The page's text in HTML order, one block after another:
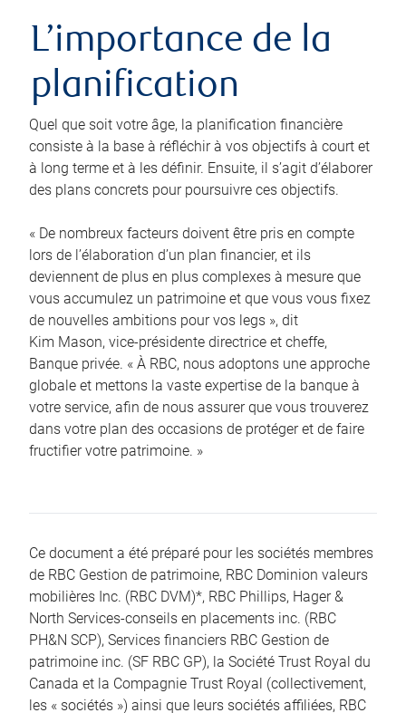
L’importance de la
planification
Quel que soit votre âge, la planification financière
consiste à la base à réfléchir à vos objectifs à court et
à long terme et à les définir. Ensuite, il s’agit d’élaborer
des plans concrets pour poursuivre ces objectifs.
« De nombreux facteurs doivent être pris en compte
lors de l’élaboration d’un plan financier, et ils
deviennent de plus en plus complexes à mesure que
vous accumulez un patrimoine et que vous vous fixez
de nouvelles ambitions pour vos legs », dit
Kim Mason, vice-présidente directrice et cheffe,
Banque privée. « À RBC, nous adoptons une approche
globale et mettons la vaste expertise de la banque à
votre service, afin de nous assurer que vous trouverez
dans votre plan des occasions de protéger et de faire
fructifier votre patrimoine. »
Ce document a été préparé pour les sociétés membres
de RBC Gestion de patrimoine, RBC Dominion valeurs
mobilières Inc. (RBC DVM)*, RBC Phillips, Hager &
North Services-conseils en placements inc. (RBC
PH&N SCP), Services financiers RBC Gestion de
patrimoine inc. (SF RBC GP), la Société Trust Royal du
Canada et la Compagnie Trust Royal (collectivement,
les « sociétés ») ainsi que leurs sociétés affiliées, RBC